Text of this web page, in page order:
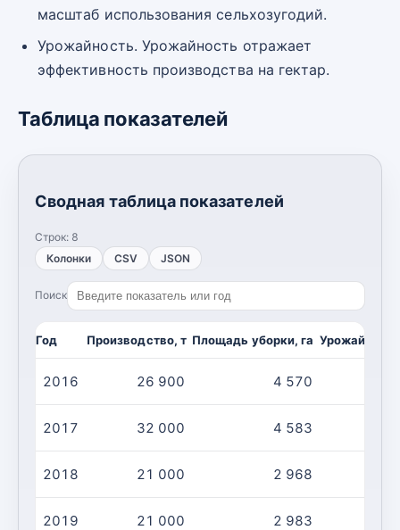
масштаб использования сельхозугодий.
Урожайность. Урожайность отражает
эффективность производства на гектар.
Таблица показателей
Сводная таблица показателей
Строк: 8
Колонки
CSV JSON
Поиск
Год Производство, т Площадь уборки, га
2016 26 900 4 570
2017 32 000 4 583
2018 21 000 2 968
2019 21 000 2 983